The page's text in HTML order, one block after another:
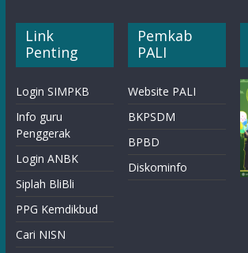
Link
Penting
Login SIMPKB
Info guru
Penggerak
Login ANBK
Siplah BliBli
PPG Kemdikbud
Cari NISN
Pemkab
PALI
Website PALI
BKPSDM
BPBD
Diskominfo